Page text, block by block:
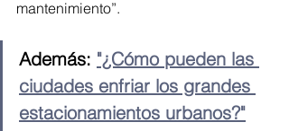
mantenimiento”.
Además: "¿Cómo pueden las
ciudades enfriar los grandes
estacionamientos urbanos?"